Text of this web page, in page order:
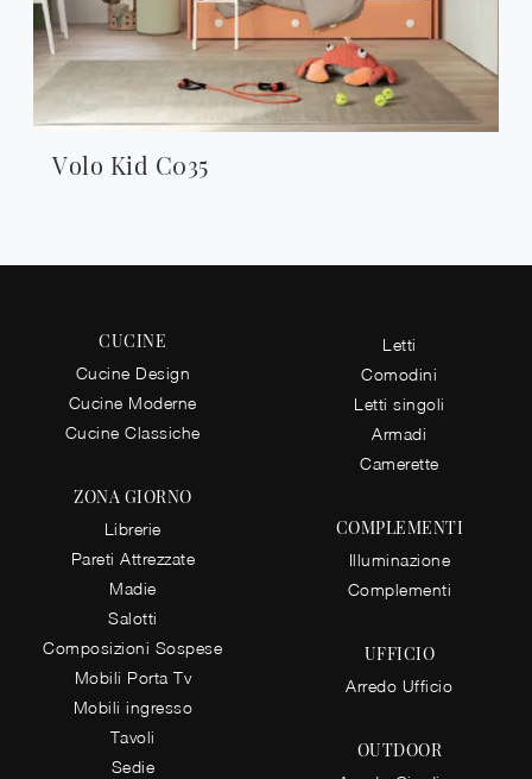
Volo Kid C035
CUCINE
Cucine Design
Cucine Moderne
Cucine Classiche
ZONA GIORNO
Librerie
Pareti Attrezzate
Madie
Salotti
Composizioni Sospese
Mobili Porta Tv
Mobili ingresso
Tavoli
Sedie
Letti
Comodini
Letti singoli
Armadi
Camerette
COMPLEMENTI
Illuminazione
Complementi
UFFICIO
Arredo Ufficio
OUTDOOR